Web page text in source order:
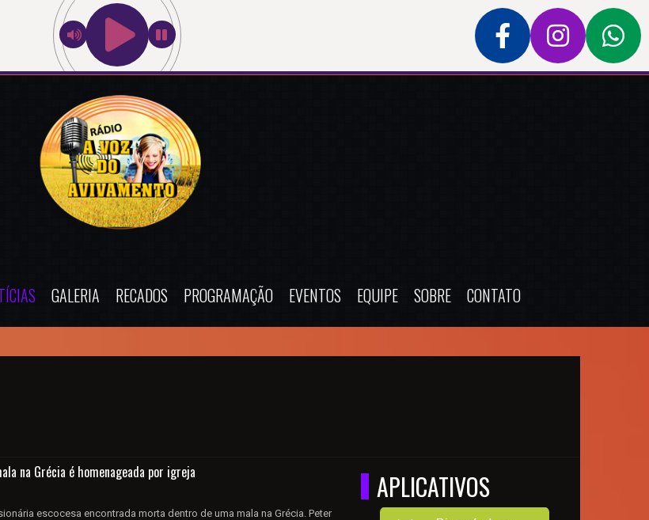
GALERIA RECADOS PROGRAMAÇÃO EVENTOS EQUIPE SOBRE CONTATO
na Grécia é homenageada por igreja
escocesa encontrada morta dentro de uma mala na Grécia. Peter
APLICATIVOS